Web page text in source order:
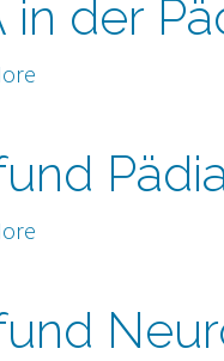
in der